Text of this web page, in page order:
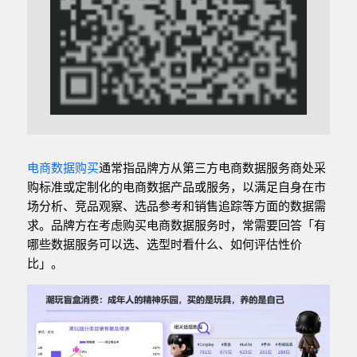
电商数据购买通常指品牌方从第三方电商数据服务商处采
购标准或定制化的电商数据产品或服务，以满足自身在市
场分析、竞品观察、选品参考和销售追踪等方面的数据需
求。品牌方在考虑购买电商数据服务时，常需要回答「有
哪些数据服务可以选、选型时看什么、如何评估性价
比」。